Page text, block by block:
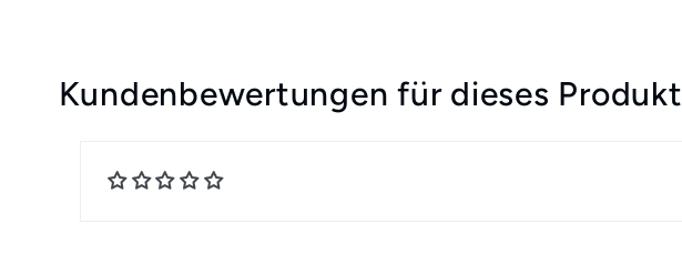
Kundenbewertungen für dieses Produkt